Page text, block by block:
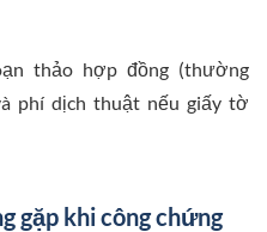
thảo hợp đồng (thường
phí dịch thuật nếu giấy tờ
gặp khi công chứng